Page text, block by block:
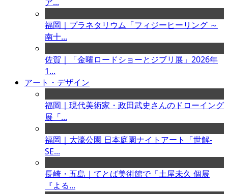
福岡｜プラネタリウム「フィジーヒーリング ～
南十...
佐賀｜「金曜ロードショーとジブリ展」2026年
1...
アート・デザイン
福岡｜現代美術家・政田武史さんのドローイング
展「...
福岡｜大濠公園 日本庭園ナイトアート「世解-
SE...
長崎・五島｜てとば美術館で「土屋未久 個展
『よる...